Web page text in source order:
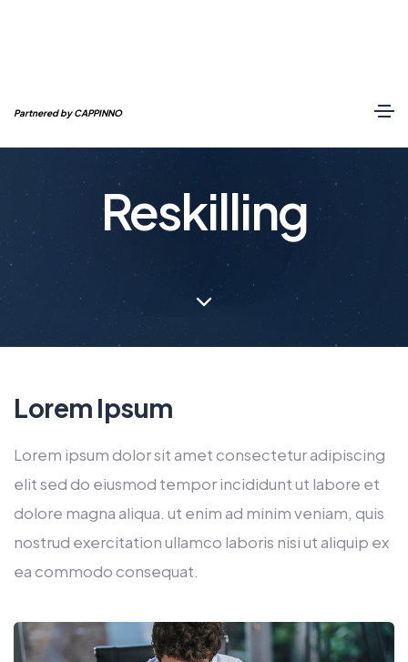
Partnered by CAPPINNO
Reskilling
Lorem Ipsum
Lorem ipsum dolor sit amet consectetur adipiscing
elit sed do eiusmod tempor incididunt ut labore et
dolore magna aliqua. ut enim ad minim veniam, quis
nostrud exercitation ullamco laboris nisi ut aliquip ex
ea commodo consequat.